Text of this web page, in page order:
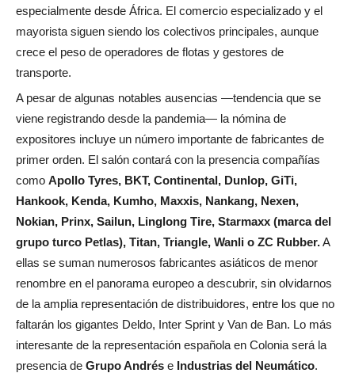
especialmente desde África. El comercio especializado y el
mayorista siguen siendo los colectivos principales, aunque
crece el peso de operadores de flotas y gestores de
transporte.
A pesar de algunas notables ausencias —tendencia que se
viene registrando desde la pandemia— la nómina de
expositores incluye un número importante de fabricantes de
primer orden. El salón contará con la presencia compañías
como Apollo Tyres, BKT, Continental, Dunlop, GiTi,
Hankook, Kenda, Kumho, Maxxis, Nankang, Nexen,
Nokian, Prinx, Sailun, Linglong Tire, Starmaxx (marca del
grupo turco Petlas), Titan, Triangle, Wanli o ZC Rubber.A
ellas se suman numerosos fabricantes asiáticos de menor
renombre en el panorama europeo a descubrir, sin olvidarnos
de la amplia representación de distribuidores, entre los que no
faltarán los gigantes Deldo, Inter Sprint y Van de Ban. Lo más
interesante de la representación española en Colonia será la
presencia de Grupo Andrés e Industrias del Neumático.